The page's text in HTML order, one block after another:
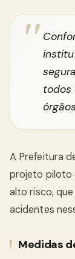
todos
A Prefeitura
projeto piloto
alto risco,
acidentes
Medidas